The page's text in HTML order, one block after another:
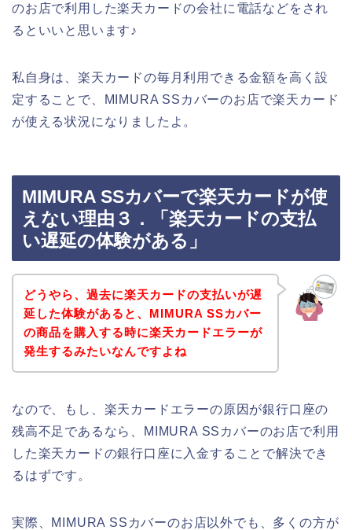
のお店で利用した楽天カードの会社に電話などをされ
るといいと思います♪
私自身は、楽天カードの毎月利用できる金額を高く設
定することで、MIMURA SSカバーのお店で楽天カード
が使える状況になりましたよ。
MIMURA SSカバーで楽天カードが使
えない理由３．「楽天カードの支払
い遅延の体験がある」
どうやら、過去に楽天カードの支払いが遅
延した体験があると、MIMURA SSカバー
の商品を購入する時に楽天カードエラーが
発生するみたいなんですよね
なので、もし、楽天カードエラーの原因が銀行口座の
残高不足であるなら、MIMURA SSカバーのお店で利用
した楽天カードの銀行口座に入金することで解決でき
るはずです。
実際、MIMURA SSカバーのお店以外でも、多くの方が